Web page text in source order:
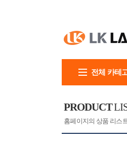
전체 카테
PRODUCT
홈페이지의 상품 리스